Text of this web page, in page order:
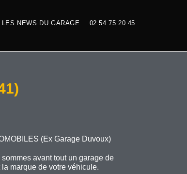
LES NEWS DU GARAGE 02 54 75 20 45
(Ex Garage Duvoux)
avant tout un garage de
marque de votre véhicule.